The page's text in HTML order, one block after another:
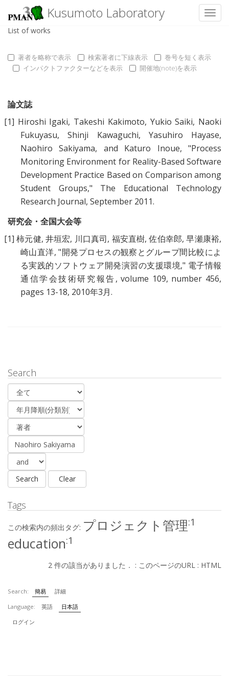
Kusumoto Laboratory
List of works
著者を略称で表示 検索著者に下線表示
巻号を短く表示
インパクトファクターなどを表示
開催地(note)を表示
論文誌
[1] Hiroshi Igaki, Takeshi Kakimoto, Yukio Saiki, Naoki
Fukuyasu,Shinji Kawaguchi, Yasuhiro Hayase,
Naohiro Sakiyama, and Katuro Inoue, "Process
Monitoring Environment for Reality-Based Software
Development Practice Based on Comparison among
Student Groups," The Educational Technology
Research Journal, September 2011.
研究会・全国大会等
[1] 柿元健, 井垣宏, 川口真司, 福安直樹,佐伯幸郎,早瀬康裕,
崎山直洋, "開発プロセスの観察とグループ間比較によ
る実践的ソフトウェア開発演習の支援環境," 電子情報
通信学会技術研究報告, volume 109, number 456,
pages 13-18, 2010年3月.
Search
Tags
この検索内の頻出タグ: プロジェクト管理:1
education:1
2 件の該当がありました． : このページのURL : HTML
Search: 簡易
詳細
Language:
英語
日本語
ログイン